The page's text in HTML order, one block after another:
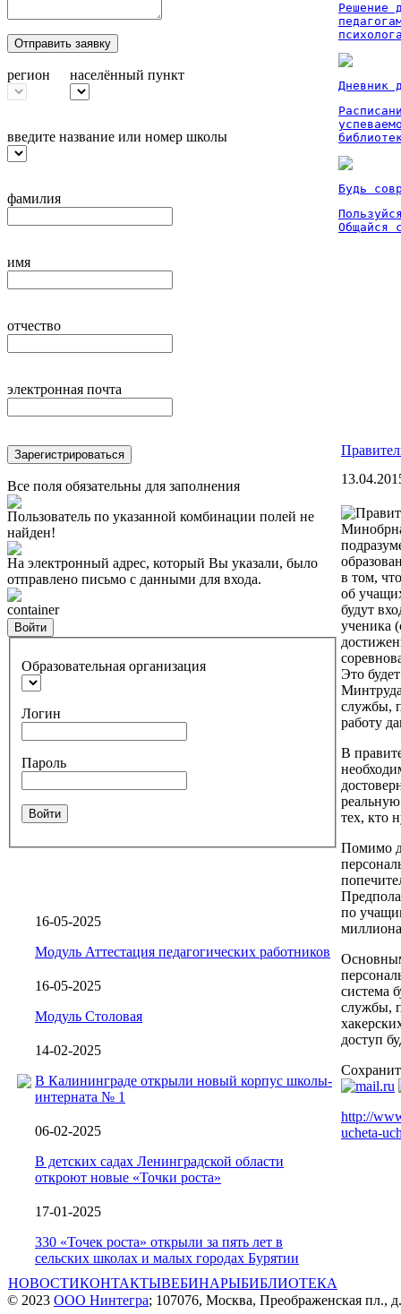
Отправить заявку
регион населённый пункт
введите название или номер школы
фамилия
имя
отчество
электронная почта
Зарегистрироваться
Все поля обязательны для заполнения
Пользователь по указанной комбинации полей не
найден!
На электронный адрес, который Вы указали, было
отправлено письмо с данными для входа.
container
Войти
Образовательная организация
Логин
Пароль
Войти
16-05-2025
Модуль Аттестация педагогических работников
16-05-2025
Модуль Столовая
14-02-2025
В Калининграде открыли новый корпус школы-
интерната № 1
06-02-2025
В детских садах Ленинградской области
откроют новые «Точки роста»
17-01-2025
330 «Точек роста» открыли за пять лет в
сельских школах и малых городах Бурятии
Решение
Дневник
Будь
Общайся
в том,
об
будут
ученика
Это
службы,
работу
В
тех, кто
Помимо
по
система
службы,
доступ
http://
ucheta-
НОВОСТИКОНТАКТЫВЕБИНАРЫБИБЛИОТЕКА
© 2023 ООО Нинтегра; 107076, Москва, Преображенская пл.,